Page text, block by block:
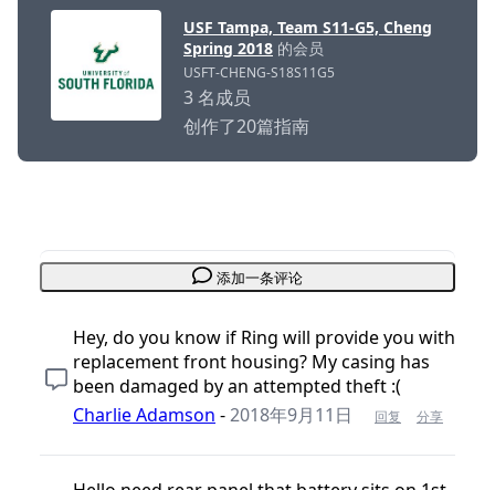
USF Tampa, Team S11-G5, Cheng
Spring 2018 的会员
USFT-CHENG-S18S11G5
3 名成员
创作了20篇指南
添加一条评论
Hey, do you know if Ring will provide you with
replacement front housing? My casing has
been damaged by an attempted theft :(
Charlie Adamson -2018年9月11日 回复 分享